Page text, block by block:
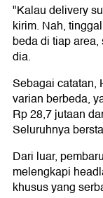
"Kalau delivery
kirim. Nah,
beda di tiap
dia.
Sebagai catatan,
varian berbeda,
Rp 28,7 jutaan
Seluruhnya
Dari luar,
melengkapi
khusus yang